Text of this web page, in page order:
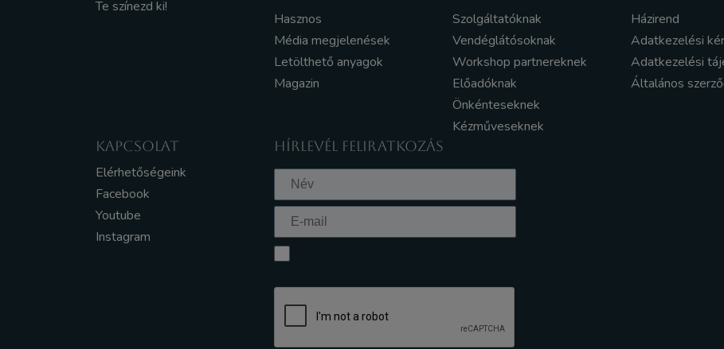
Te színezd ki!
Hasznos
Média megjelenések
Letölthető anyagok
Magazin
Szolgáltatóknak
Vendéglátósoknak
Workshop partnereknek
Előadóknak
Önkénteseknek
Kézműveseknek
Házirend
Adatkezelési
Adatkezelési
Általános
KAPCSOLAT
Elérhetőségeink
Facebook
Youtube
Instagram
HÍRLEVÉL FELIRATKOZÁS